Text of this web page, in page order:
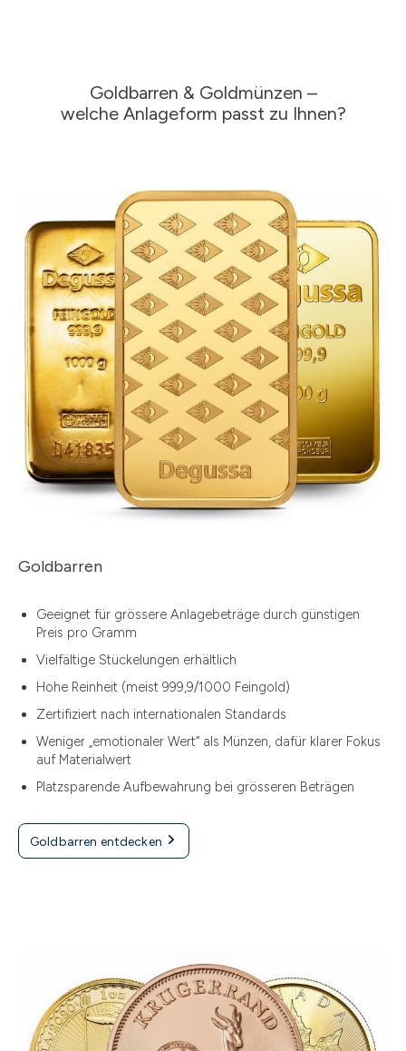
Goldbarren & Goldmünzen –
welche Anlageform passt zu Ihnen?
Goldbarren
Geeignet für grössere Anlagebeträge durch günstigen
Preis pro Gramm
Vielfältige Stückelungen erhältlich
Hohe Reinheit (meist 999,9/1000 Feingold)
Zertifiziert nach internationalen Standards
Weniger „emotionaler Wert“ als Münzen, dafür klarer Fokus
auf Materialwert
Platzsparende Aufbewahrung bei grösseren Beträgen
Goldbarren entdecken